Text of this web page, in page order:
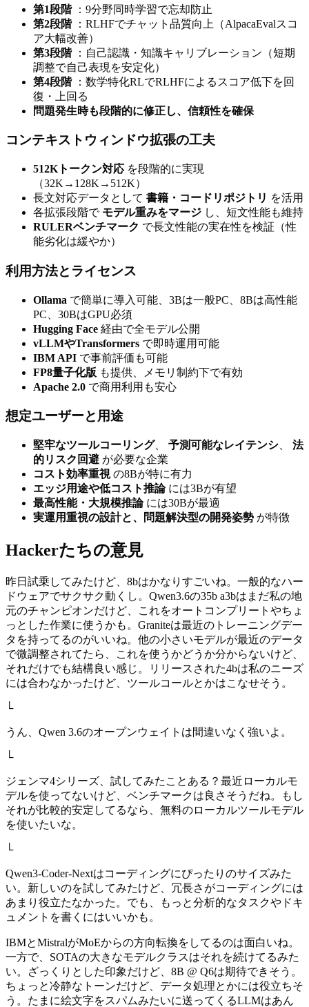
第1段階：9分野同時学習で忘却防止
第2段階：RLHFでチャット品質向上（AlpacaEvalスコ
ア大幅改善）
第3段階：自己認識・知識キャリブレーション（短期
調整で自己表現を安定化）
第4段階：数学特化RLでRLHFによるスコア低下を回
復・上回る
問題発生時も段階的に修正し、信頼性を確保
コンテキストウィンドウ拡張の工夫
512Kトークン対応 を段階的に実現
（32K→128K→512K）
長文対応データとして 書籍・コードリポジトリ を活用
各拡張段階で モデル重みをマージ し、短文性能も維持
RULERベンチマーク で長文性能の実在性を検証（性
能劣化は緩やか）
利用方法とライセンス
Ollama で簡単に導入可能、3Bは一般PC、8Bは高性能
PC、30BはGPU必須
Hugging Face 経由で全モデル公開
vLLMやTransformers で即時運用可能
IBM API で事前評価も可能
FP8量子化版 も提供、メモリ制約下で有効
Apache 2.0 で商用利用も安心
想定ユーザーと用途
堅牢なツールコーリング、 予測可能なレイテンシ
法
的リスク回避 が必要な企業
コスト効率重視の8Bが特に有力
エッジ用途や低コスト推論には3Bが有望
最高性能・大規模推論には30Bが最適
実運用重視の設計と、問題解決型の開発姿勢 が特徴
Hackerたちの意見
昨日試乗してみたけど、8bはかなりすごいね。一般的なハー
ドウェアでサクサク動くし。Qwen3.6の35b a3bはまだ私の地
元のチャンピオンだけど、これをオートコンプリートやちょ
っとした作業に使うかも。Graniteは最近のトレーニングデー
タを持ってるのがいいね。他の小さいモデルが最近のデータ
で微調整されてたら、これを使うかどうか分からないけど、
それだけでも結構良い感じ。リリースされた4bは私のニーズ
には合わなかったけど、ツールコールとかはこなせそう。
└
うん、Qwen 3.6のオープンウェイトは間違いなく強いよ。
└
ジェンマ4シリーズ、試してみたことある？最近ローカルモ
デルを使ってないけど、ベンチマークは良さそうだね。もし
それが比較的安定してるなら、無料のローカルツールモデル
を使いたいな。
└
Qwen3-Coder-Nextはコーディングにぴったりのサイズみた
い。新しいのを試してみたけど、冗長さがコーディングには
あまり役立たなかった。でも、もっと分析的なタスクやドキ
ュメントを書くにはいいかも。
IBMとMistralがMoEからの方向転換をしてるのは面白いね。
一方で、SOTAの大きなモデルクラスはそれを続けてるみた
い。ざっくりとした印象だけど、8B @ Q6は期待できそう。
ちょっと冷静なトーンだけど、データ処理とかには役立ちそ
う。たまに絵文字をスパムみたいに送ってくるLLMはあん